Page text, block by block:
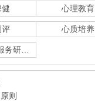
心理教育
评 心质培养
则